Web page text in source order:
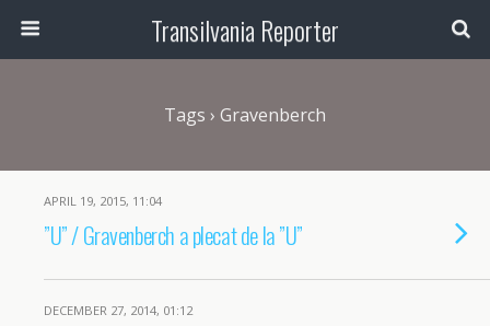
Transilvania Reporter
Tags › Gravenberch
APRIL 19, 2015, 11:04
”U” / Gravenberch a plecat de la ”U”
DECEMBER 27, 2014, 01:12